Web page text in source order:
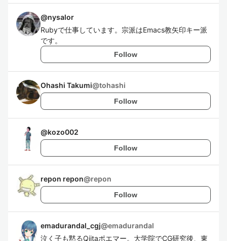
@nysalor
Rubyで仕事しています。宗派はEmacs教矢印キー派
です。
Follow
Ohashi Takumi@tohashi
Follow
@kozo002
Follow
repon repon@repon
Follow
emadurandal_cgj@emadurandal
泣く子も黙るQiitaポエマー。大学院でCG研究後、東